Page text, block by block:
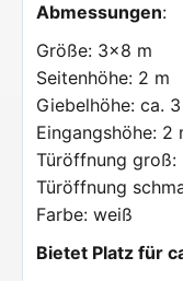
Abmessungen:
Größe: 3x8 m
Seitenhöhe: 2 m
Giebelhöhe: ca.
Eingangshöhe: 2
Türöffnung
Türöffnung
Farbe: weiß
Bietet Platz für